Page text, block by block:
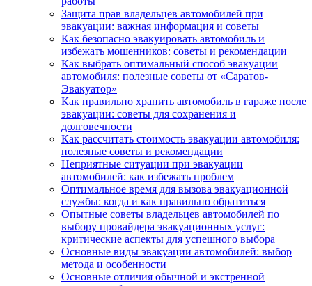
Защита прав владельцев автомобилей при
эвакуации: важная информация и советы
Как безопасно эвакуировать автомобиль и
избежать мошенников: советы и рекомендации
Как выбрать оптимальный способ эвакуации
автомобиля: полезные советы от «Саратов-
Эвакуатор»
Как правильно хранить автомобиль в гараже после
эвакуации: советы для сохранения и
долговечности
Как рассчитать стоимость эвакуации автомобиля:
полезные советы и рекомендации
Неприятные ситуации при эвакуации
автомобилей: как избежать проблем
Оптимальное время для вызова эвакуационной
службы: когда и как правильно обратиться
Опытные советы владельцев автомобилей по
выбору провайдера эвакуационных услуг:
критические аспекты для успешного выбора
Основные виды эвакуации автомобилей: выбор
метода и особенности
Основные отличия обычной и экстренной